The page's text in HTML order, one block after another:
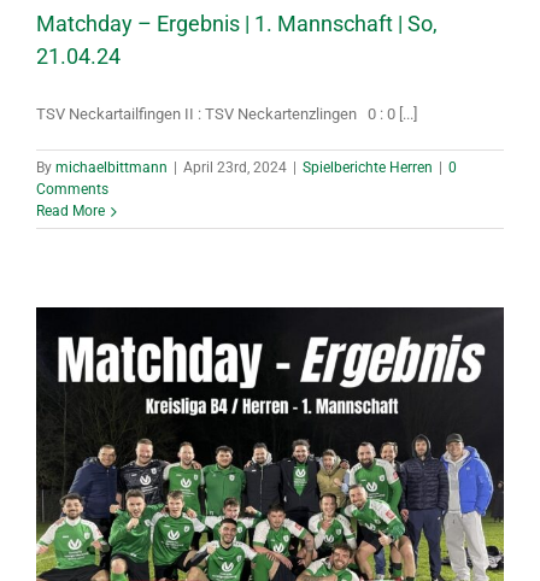
Matchday – Ergebnis | 1. Mannschaft | So,
21.04.24
TSV Neckartailfingen II : TSV Neckartenzlingen 0 : 0 [...]
By michaelbittmann | April 23rd, 2024 | Spielberichte Herren | 0
Comments
Read More